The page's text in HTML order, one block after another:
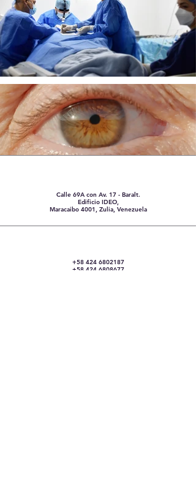
de diagnósticos y procedimientos quirúrgicos
de calidad.
20 AÑOS CONTIGO
Sobre nosotros
Calle 69A con Av. 17 - Baralt.
Edificio IDEO,
Maracaibo 4001, Zulia, Venezuela
+58 424 6802187
​​
+58 424 6808677